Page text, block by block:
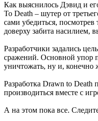
Как выяснилось Дэвид и
To Death – шутер от
сами убедиться,
доверху забита
Разработчики задались
сражений. Основной упор
уничтожать, ну и, конечно
Разработка Drawn to
производиться вместе с
А на этом пока все.